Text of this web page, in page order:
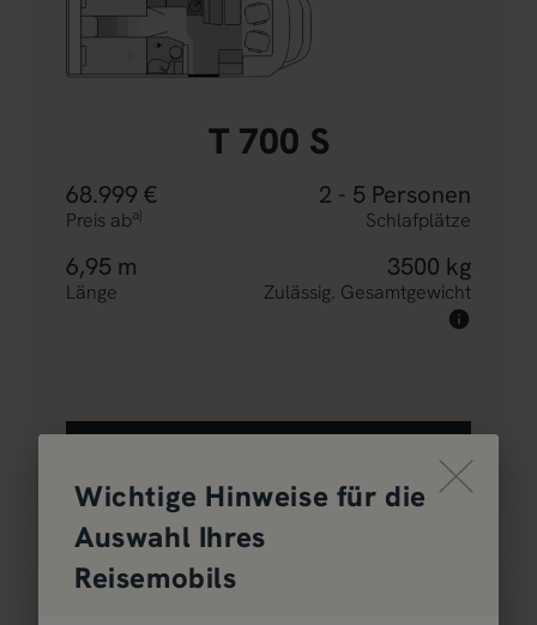
T 700 S
68.999 €
Preis aba)
2 - 5 Personen
Schlafplätze
6,95 m
Länge
3500 kg
Zulässig. Gesamtgewicht
Durch Scrolling wird der Button
Wichtige Hinweise für die
Auswahl Ihres
Reisemobils